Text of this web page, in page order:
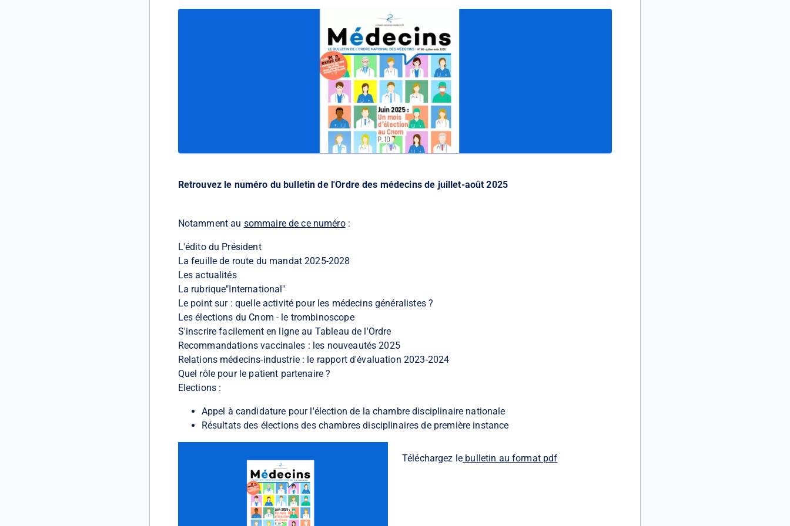
Retrouvez le numéro du bulletin de l'Ordre des médecins de juillet-août 2025
Notamment au sommaire de ce numéro:
L'édito du Président
La feuille de route du mandat 2025-2028
Les actualités
La rubrique"International"
Le point sur : quelle activité pour les médecins généralistes ?
Les élections du Cnom - le trombinoscope
S'inscrire facilement en ligne au Tableau de l'Ordre
Recommandations vaccinales : les nouveautés 2025
Relations médecins-industrie : le rapport d'évaluation 2023-2024
Quel rôle pour le patient partenaire ?
Elections :
Appel à candidature pour l'élection de la chambre disciplinaire nationale
Résultats des élections des chambres disciplinaires de première instance
Téléchargez le bulletin au format pdf